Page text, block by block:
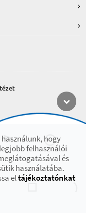
1.9.3-VEKOP-17 projekt
hogy
felhasználói
és
használatába.
eltájékoztatónkat